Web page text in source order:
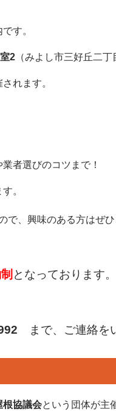
す。
2 （みよし市三好丘二丁
れます。
者選びのコツまで！
。
で、興味のある方はぜ
となっております。
まで、ご連絡を
根協議会という団体が主